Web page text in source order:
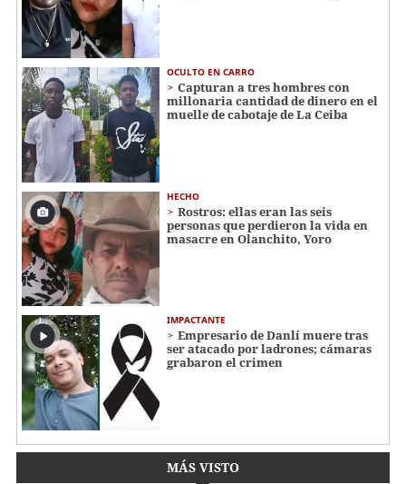
OCULTO EN CARRO
Capturan a tres hombres con
millonaria cantidad de dinero en el
muelle de cabotaje de La Ceiba
HECHO
Rostros: ellas eran las seis
personas que perdieron la vida en
masacre en Olanchito, Yoro
IMPACTANTE
Empresario de Danlí muere tras
ser atacado por ladrones; cámaras
grabaron el crimen
MÁS VISTO